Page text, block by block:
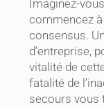
Imaginez-
commencez à
consensus.
d’entreprise,
vitalité de
fatalité de
secours vous